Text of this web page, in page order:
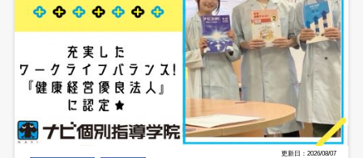
更新日：2026/08/07